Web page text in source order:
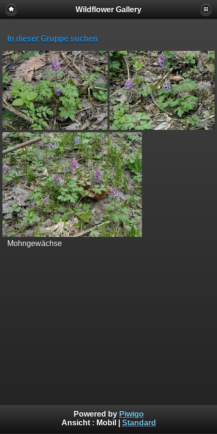
Wildflower Gallery
In dieser Gruppe suchen
Mohngewächse
Powered by Piwigo
Ansicht : Mobil Standard